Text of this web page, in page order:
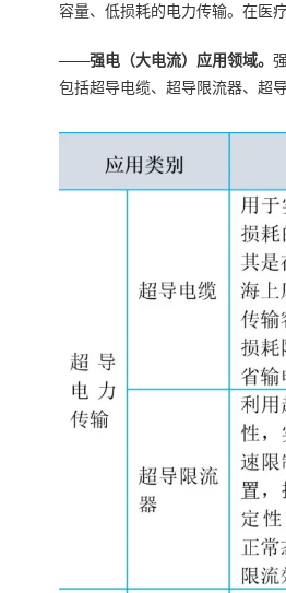
容量、低损耗的电力传输。在医
——强电（大电流）应用领域。
包括超导电缆、超导限流器、超